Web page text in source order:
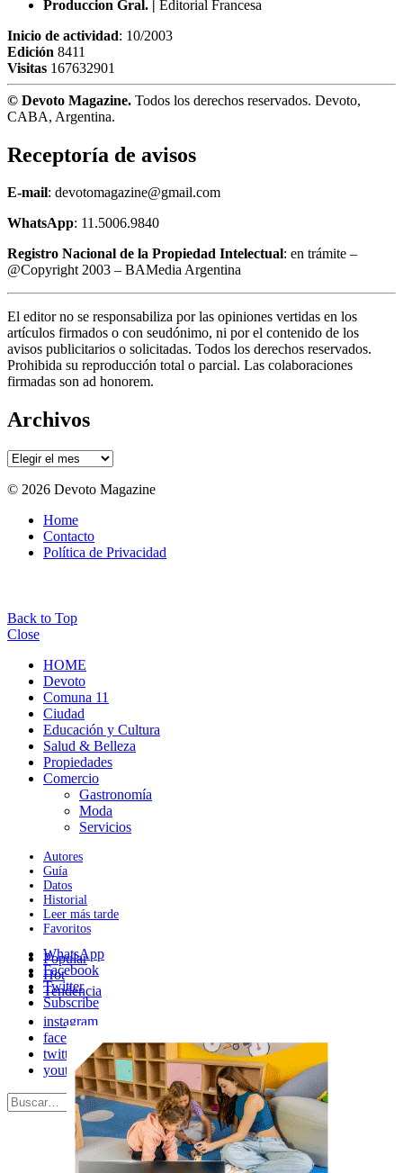
Produccion Gral. | Editorial Francesa
Inicio de actividad: 10/2003
Edición 8411
Visitas 167632901
© Devoto Magazine. Todos los derechos reservados. Devoto,
CABA, Argentina.
Receptoría de avisos
E-mail: devotomagazine@gmail.com
WhatsApp: 11.5006.9840
Registro Nacional de la Propiedad Intelectual: en trámite –
@Copyright 2003 – BAMedia Argentina
El editor no se responsabiliza por las opiniones vertidas en los
artículos firmados o con seudónimo, ni por el contenido de los
avisos publicitarios o solicitadas. Todos los derechos reservados.
Prohibida su reproducción total o parcial. Las colaboraciones
firmadas son ad honorem.
Archivos
Archivos
© 2026 Devoto Magazine
Home
Contacto
Política de Privacidad
Back to Top
Close
HOME
Devoto
Comuna 11
Ciudad
Educación y Cultura
Salud & Belleza
Propiedades
Comercio
Gastronomía
Moda
Servicios
Autores
Guía
Datos
Historial
Leer más tarde
Favoritos
Popular
Hot
Tendencia
instagram
facebook
twitter
youtube
Search
for:
Search
WhatsApp
Facebook
Twitter
Subscribe